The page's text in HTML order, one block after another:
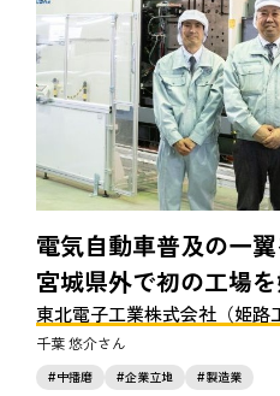
電気自動車普及の一
宮城県外で初の工場
東北電子工業株式会社（姫路
千葉 悠介
中播磨 企業立地 製造業